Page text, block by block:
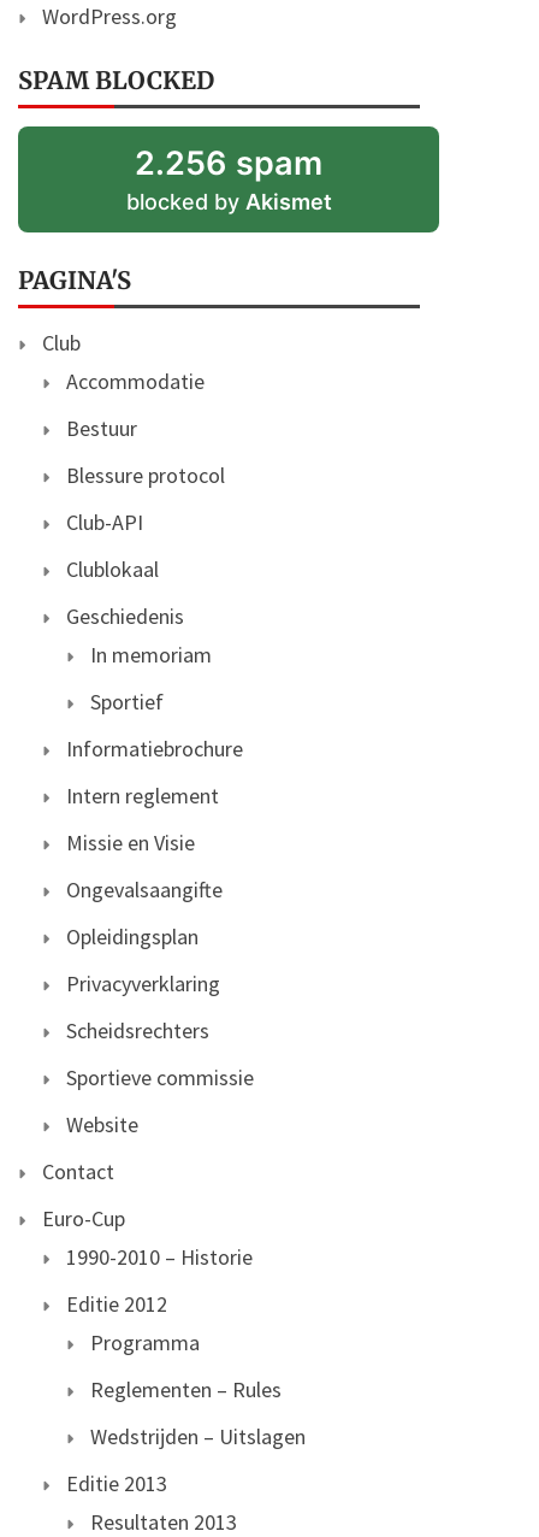
WordPress.org
SPAM BLOCKED
2.256 spam
blocked by Akismet
PAGINA'S
Club
Accommodatie
Bestuur
Blessure protocol
Club-API
Clublokaal
Geschiedenis
In memoriam
Sportief
Informatiebrochure
Intern reglement
Missie en Visie
Ongevalsaangifte
Opleidingsplan
Privacyverklaring
Scheidsrechters
Sportieve commissie
Website
Contact
Euro-Cup
1990-2010 – Historie
Editie 2012
Programma
Reglementen – Rules
Wedstrijden – Uitslagen
Editie 2013
Resultaten 2013